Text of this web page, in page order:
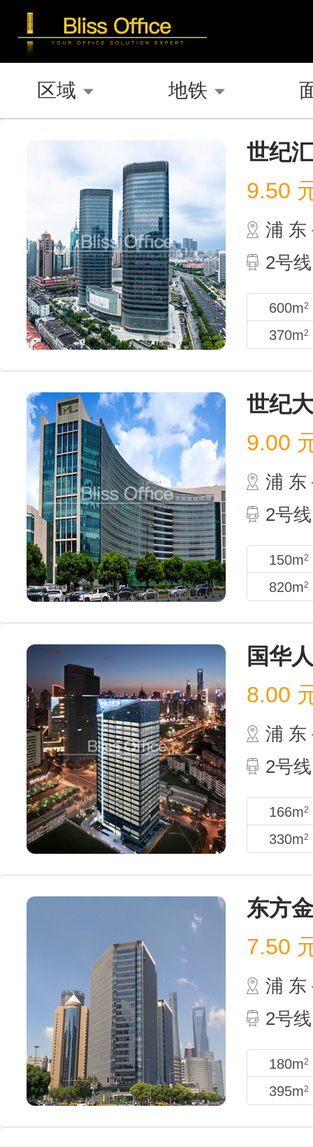
区域 地铁
世纪
9.50
浦 东
2号
600m2
370m2
世纪
9.00
浦 东
2号
150m2
820m2
国华
8.00
浦 东
2号
166m2
330m2
东方
7.50
浦 东
2号
180m2
395m2